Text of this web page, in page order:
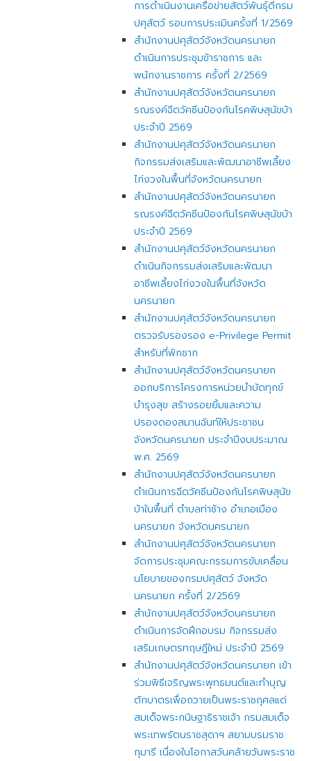
การดำเนินงานเครือข่ายสัตว์พันธุ์ดีกรม
ปศุสัตว์ รอบการประเมินครั้งที่ 1/2569
สำนักงานปศุสัตว์จังหวัดนครนายก
ดำเนินการประชุมข้าราชการ และ
พนักงานราชการ ครั้งที่ 2/2569
สำนักงานปศุสัตว์จังหวัดนครนายก
รณรงค์ฉีดวัคซีนป้องกันโรคพิษสุนัขบ้า
ประจำปี 2569
สำนักงานปศุสัตว์จังหวัดนครนายก
กิจกรรมส่งเสริมและพัฒนาอาชีพเลี้ยง
ไก่งวงในพื้นที่จังหวัดนครนายก
สำนักงานปศุสัตว์จังหวัดนครนายก
รณรงค์ฉีดวัคซีนป้องกันโรคพิษสุนัขบ้า
ประจำปี 2569
สำนักงานปศุสัตว์จังหวัดนครนายก
ดำเนินกิจกรรมส่งเสริมและพัฒนา
อาชีพเลี้ยงไก่งวงในพื้นที่จังหวัด
นครนายก
สำนักงานปศุสัตว์จังหวัดนครนายก
ตรวจรับรองรอง e-Privilege Permit
สำหรับที่พักซาก
สำนักงานปศุสัตว์จังหวัดนครนายก
ออกบริการโครงการหน่วยบำบัดทุกข์
บำรุงสุข สร้างรอยยิ้มและความ
ปรองดองสมานฉันท์ให้ประชาชน
จังหวัดนครนายก ประจำปีงบประมาณ
พ.ศ. 2569
สำนักงานปศุสัตว์จังหวัดนครนายก
ดำเนินการฉีดวัคซีนป้องกันโรคพิษสุนัข
บ้าในพื้นที่ ตำบลท่าช้าง อำเภอเมือง
นครนายก จังหวัดนครนายก
สำนักงานปศุสัตว์จังหวัดนครนายก
จัดการประชุมคณะกรรมการขับเคลื่อน
นโยบายของกรมปศุสัตว์ จังหวัด
นครนายก ครั้งที่ 2/2569
สำนักงานปศุสัตว์จังหวัดนครนายก
ดำเนินการจัดฝึกอบรม กิจกรรมส่ง
เสริมเกษตรทฤษฎีใหม่ ประจำปี 2569
สำนักงานปศุสัตว์จังหวัดนครนายก เข้า
ร่วมพิธีเจริญพระพุทธมนต์และทำบุญ
ตักบาตรเพื่อถวายเป็นพระราชกุศลแด่
สมเด็จพระกนิษฐาธิราชเจ้า กรมสมเด็จ
พระเทพรัตนราชสุดาฯ สยามบรมราช
กุมารี เนื่องในโอกาสวันคล้ายวันพระราช